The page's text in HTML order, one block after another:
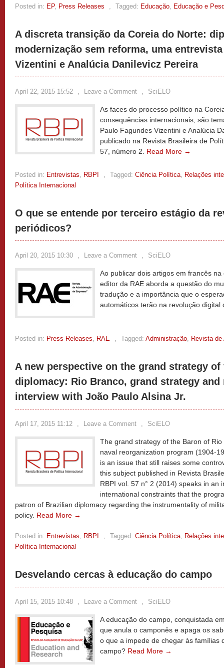
Posted in: EP, Press Releases , Tagged: Educação, Educação e
A discreta transição da Coreia do Norte:
modernização sem reforma, uma
Vizentini e Analúcia Danilevicz Pereira
April 22, 2015 15:52 , Leave a Comment , SciELO
As faces do processo político na
consequências internacionais, são
Paulo Fagundes Vizentini e Analúcia
publicado na Revista Brasileira de
57, número 2. Read More →
Posted in: Entrevistas, RBPI , Tagged: Ciência Política, Relações
Política Internacional
O que se entende por terceiro estágio da
periódicos?
April 20, 2015 10:30 , Leave a Comment , SciELO
Ao publicar dois artigos em francês
editor da RAE aborda a questão do
tradução e a importância que o
automáticos terão na revolução
Posted in: Press Releases, RAE , Tagged: Administração, Revista
A new perspective on the grand strategy
diplomacy: Rio Branco, grand strategy and
interview with João Paulo Alsina Jr.
April 17, 2015 11:12 , Leave a Comment , SciELO
The grand strategy of the Baron of
naval reorganization program (1904-
is an issue that still raises some
this subject published in Revista
RBPI vol. 57 n° 2 (2014) speaks in an
international constraints that the
patron of Brazilian diplomacy regarding the instrumentality of
policy. Read More →
Posted in: Entrevistas, RBPI , Tagged: Ciência Política, Relações
Política Internacional
Desvelando cercas à educação do campo
April 15, 2015 10:48 , Leave a Comment , SciELO
A educação do campo, conquistada
que anula o camponês e apaga os
o que a impede de chegar às famílias
campo? Read More →